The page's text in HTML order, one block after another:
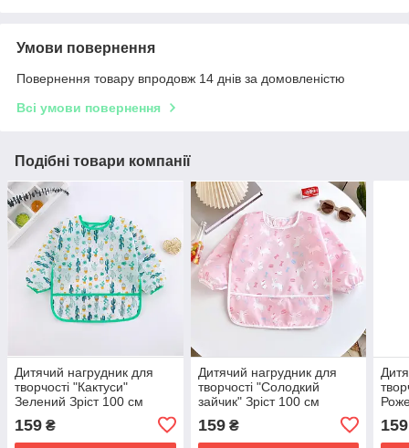
Умови повернення
Повернення товару впродовж 14 днів за домовленістю
Всі умови повернення
Подібні товари компанії
Дитячий нагрудник для
творчості "Кактуси"
Зелений Зріст 100 см
159 ₴
Дитячий нагрудник для
творчості "Солодкий
зайчик" Зріст 100 см
159₴ 159